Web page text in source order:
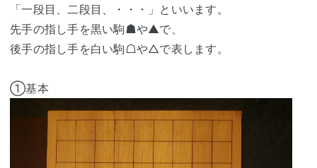
「一段目、二段目、・・・」といいます。
先手の指し手を黒い駒☗や▲で、
後手の指し手を白い駒☖や△で表します。
①基本